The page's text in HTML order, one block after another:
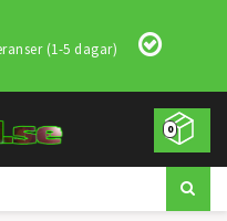
(1-5 dagar)
0